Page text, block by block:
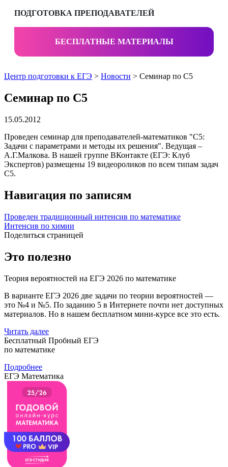
ПОДГОТОВКА ПРЕПОДАВАТЕЛЕЙ
БЕСПЛАТНЫЕ МАТЕРИАЛЫ
Центр подготовки к ЕГЭ > Новости > Семинар по С5
Семинар по С5
15.05.2012
Проведен семинар для преподавателей-математиков "С5:
Задачи с параметрами и методы их решения". Ведущая –
А.Г.Малкова. В нашей группе ВКонтакте (ЕГЭ: Клуб
Экспертов) размещены 19 видеороликов по всем типам задач
С5.
Навигация по записям
Проведен традиционный интенсив по математике
Интенсив по химии
Поделиться страницей
Это полезно
Теория вероятностей на ЕГЭ 2026 по математике
В варианте ЕГЭ 2026 две задачи по теории вероятностей —
это №4 и №5. По заданию 5 в Интернете почти нет доступных
материалов. Но в нашем бесплатном мини-курсе все это есть.
Читать далее
Бесплатный Пробный ЕГЭ
по математике
Подробнее
ЕГЭ Математика